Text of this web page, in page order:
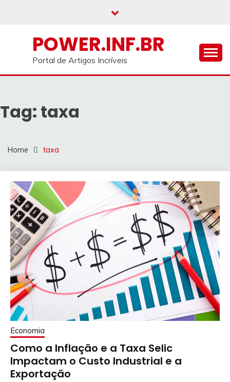
POWER.INF.BR
Portal de Artigos Incríveis
Tag: taxa
Home taxa
Economia
Como a Inflação e a Taxa Selic
Impactam o Custo Industrial e a
Exportação